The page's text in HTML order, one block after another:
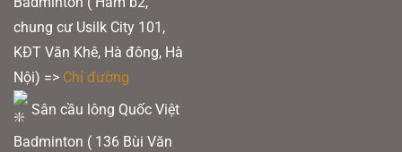
chung cư Usilk City 101,
KĐT Văn Khê, Hà đông, Hà
Nội) => Chỉ đường
Sân cầu lông Quốc Việt
Badminton ( 136 Bùi Văn